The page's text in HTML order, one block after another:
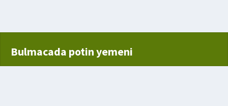
Bulmacada potin yemeni